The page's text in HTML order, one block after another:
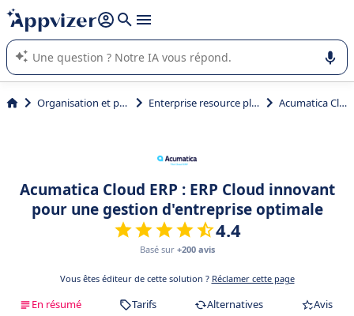
répondre (plusieurs lignes avec
L'IA de Appvizer vous guide dans l'utilisation ou la sélection de
logiciel SaaS en entreprise.
Organisation et planification Enterprise resource planning (ERP) Acumatica Cloud ERP
Acumatica Cloud ERP : ERP Cloud innovant
pour une gestion d'entreprise optimale
4.4
Basé sur +200 avis
Vous êtes éditeur de cette solution ? Réclamer cette page
En résumé Tarifs Alternatives Avis